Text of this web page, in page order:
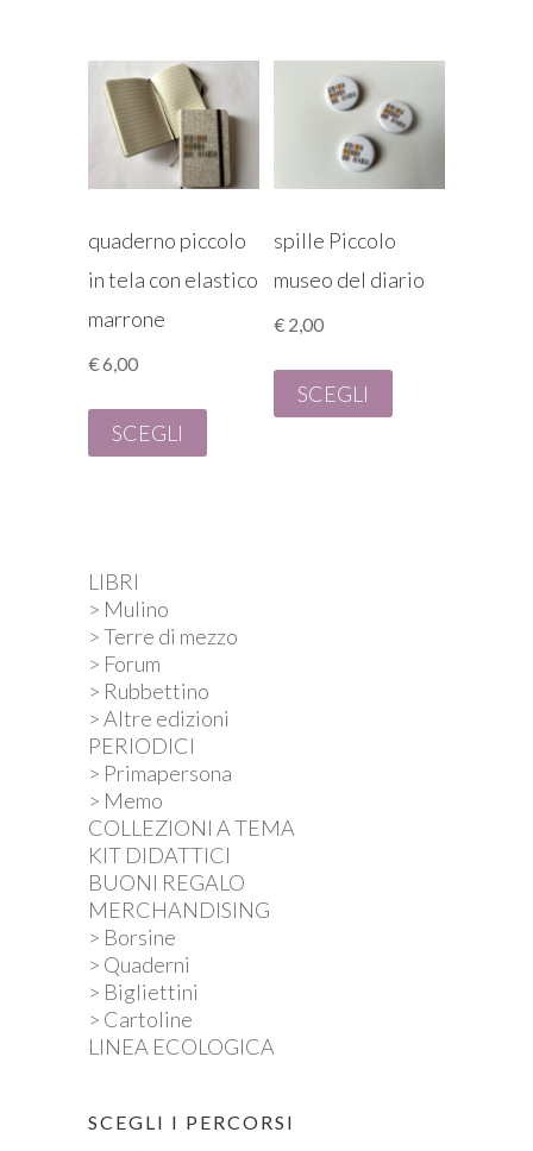
quaderno piccolo
in tela con elastico
marrone
€6,00
SCEGLI
spille Piccolo
museo del diario
€ 2,00
SCEGLI
LIBRI
> Mulino
> Terre di mezzo
> Forum
> Rubbettino
> Altre edizioni
PERIODICI
> Primapersona
> Memo
COLLEZIONI A TEMA
KIT DIDATTICI
BUONI REGALO
MERCHANDISING
> Borsine
> Quaderni
> Bigliettini
> Cartoline
LINEA ECOLOGICA
SCEGLI I PERCORSI